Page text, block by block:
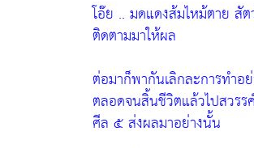
โอ๊ย .. มดแดงส้มไหม้ตาย สั
ติดตามมาให้ผล
ต่อมาก็พากันเลิกละการทำอ
ตลอดจนสิ้นชีวิตแล้วไปสวรร
ศีล ๕ ส่งผลมาอย่างนั้น